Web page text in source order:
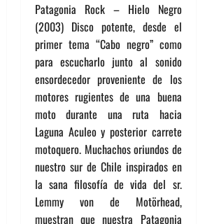
Patagonia Rock – Hielo Negro
(2003) Disco potente, desde el
primer tema “Cabo negro” como
para escucharlo junto al sonido
ensordecedor proveniente de los
motores rugientes de una buena
moto durante una ruta hacia
Laguna Aculeo y posterior carrete
motoquero. Muchachos oriundos de
nuestro sur de Chile inspirados en
la sana filosofía de vida del sr.
Lemmy von de Motörhead,
muestran que nuestra Patagonia